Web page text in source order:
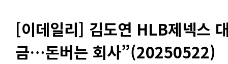
[이데일리] 김도연 HLB제넥스
금…돈버는 회사”(20250522)